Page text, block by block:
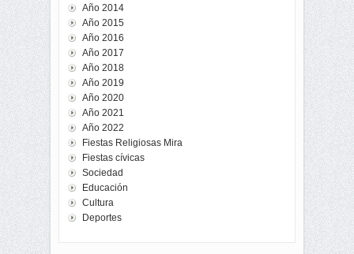
Año 2014
Año 2015
Año 2016
Año 2017
Año 2018
Año 2019
Año 2020
Año 2021
Año 2022
Fiestas Religiosas Mira
Fiestas cívicas
Sociedad
Educación
Cultura
Deportes